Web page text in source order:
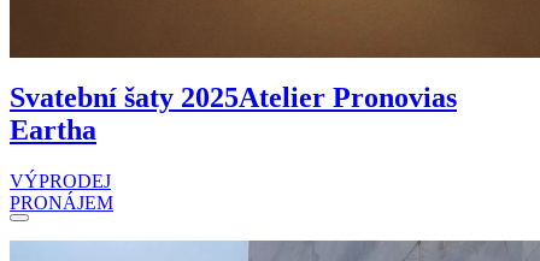
Svatební šaty 2025Atelier Pronovias
Eartha
VÝPRODEJ
PRONÁJEM